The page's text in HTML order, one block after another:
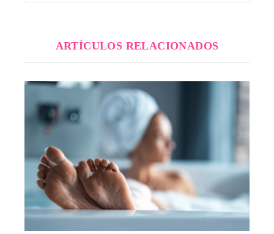
ARTÍCULOS RELACIONADOS